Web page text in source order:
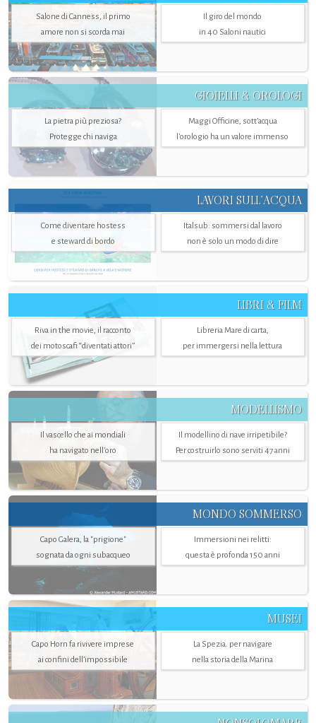
Salone di Canness, il primo
amore non si scorda mai
Il giro del mondo
in 40 Saloni nautici
GIOIELLI & OROLOGI
La pietra più preziosa?
Protegge chi naviga
Maggi Officine, sott’acqua
l'orologio ha un valore immenso
LAVORI SULL’ACQUA
Come diventare hostess
e steward di bordo
Italsub: sommersi dal lavoro
non è solo un modo di dire
LIBRI & FILM
Riva in the movie, il racconto
dei motoscafi “diventati attori”
Libreria Mare di carta,
per immergersi nella lettura
MODELLISMO
Il vascello che ai mondiali
ha navigato nell’oro
Il modellino di nave irripetibile?
Per costruirlo sono serviti 47 anni
MONDO SOMMERSO
Capo Galera, la "prigione"
sognata da ogni subacqueo
Immersioni nei relitti:
questa è profonda 150 anni
MUSEI
Capo Horn fa rivivere imprese
ai confini dell’impossibile
La Spezia. per navigare
nella storia della Marina